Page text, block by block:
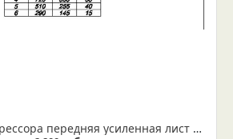
SUZUKI SAMURAI рессора передняя усиленная лист № 2 (Арт. IR 11-06-02)